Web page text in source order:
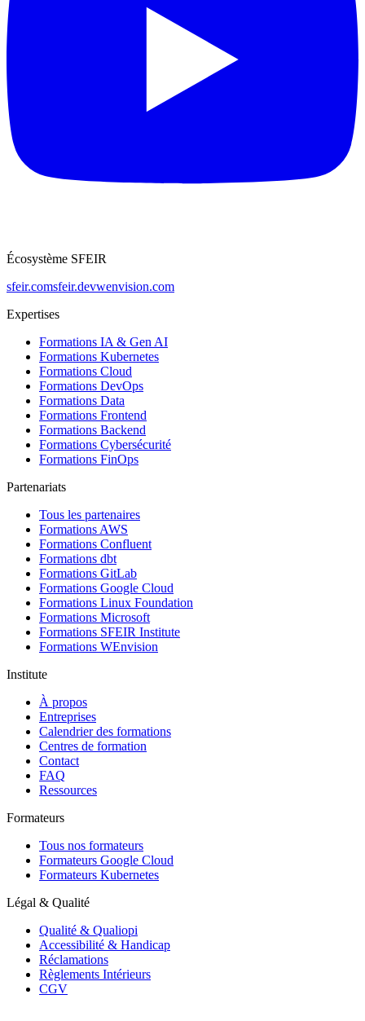
Écosystème SFEIR
sfeir.comsfeir.devwenvision.com
Expertises
Formations IA & Gen AI
Formations Kubernetes
Formations Cloud
Formations DevOps
Formations Data
Formations Frontend
Formations Backend
Formations Cybersécurité
Formations FinOps
Partenariats
Tous les partenaires
Formations AWS
Formations Confluent
Formations dbt
Formations GitLab
Formations Google Cloud
Formations Linux Foundation
Formations Microsoft
Formations SFEIR Institute
Formations WEnvision
Institute
À propos
Entreprises
Calendrier des formations
Centres de formation
Contact
FAQ
Ressources
Formateurs
Tous nos formateurs
Formateurs Google Cloud
Formateurs Kubernetes
Légal & Qualité
Qualité & Qualiopi
Accessibilité & Handicap
Réclamations
Règlements Intérieurs
CGV